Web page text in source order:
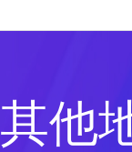
其他